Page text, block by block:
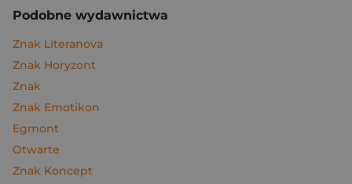
Podobne wydawnictwa
Znak Literanova
Znak Horyzont
Znak
Znak Emotikon
Egmont
Otwarte
Znak Koncept